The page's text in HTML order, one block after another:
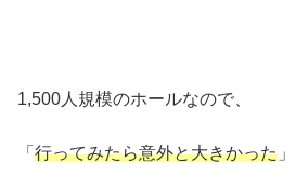
1,500人規模のホールなので、
「 行ってみたら意外と大きかった 」